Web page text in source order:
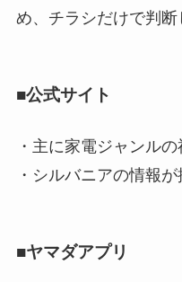
め、チラシだけで判断
■公式サイト
・主に家電ジャンル
・シルバニアの情報
■ヤマダアプリ